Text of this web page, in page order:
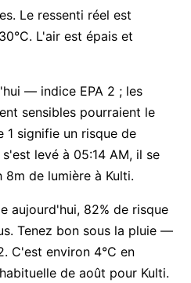
Le ressenti réel est
L'air est épais et
— indice EPA 2 ; les
sensibles pourraient le
1 signifie un risque de
levé à 05:14 AM, il se
8m de lumière à Kulti.
aujourd'hui, 82% de risque
Tenez bon sous la pluie —
C'est environ 4°C en
de août pour Kulti.